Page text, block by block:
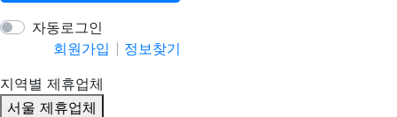
자동로그인
회원가입
정보찾기
지역별 제휴업체
서울 제휴업체